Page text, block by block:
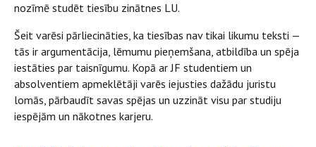
nozīmē studēt tiesību zinātnes LU.
Šeit varēsi pārliecināties, ka tiesības nav tikai likumu teksti —
tās ir argumentācija, lēmumu pieņemšana, atbildība un spēja
iestāties par taisnīgumu. Kopā ar JF studentiem un
absolventiem apmeklētāji varēs iejusties dažādu juristu
lomās, pārbaudīt savas spējas un uzzināt visu par studiju
iespējām un nākotnes karjeru.